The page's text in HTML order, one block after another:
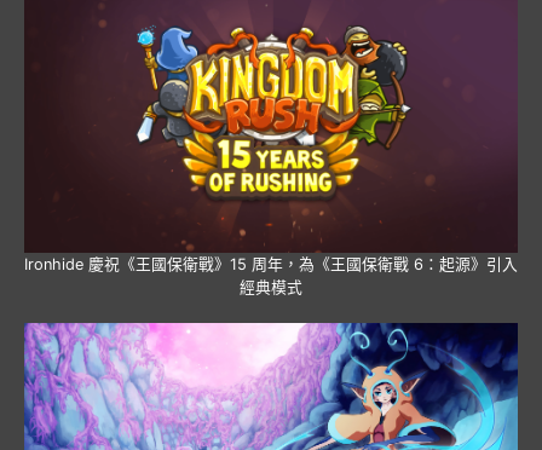
Ironhide 慶祝《王國保衛戰》15 周年，為《王國保衛戰 6：起源》引入
經典模式